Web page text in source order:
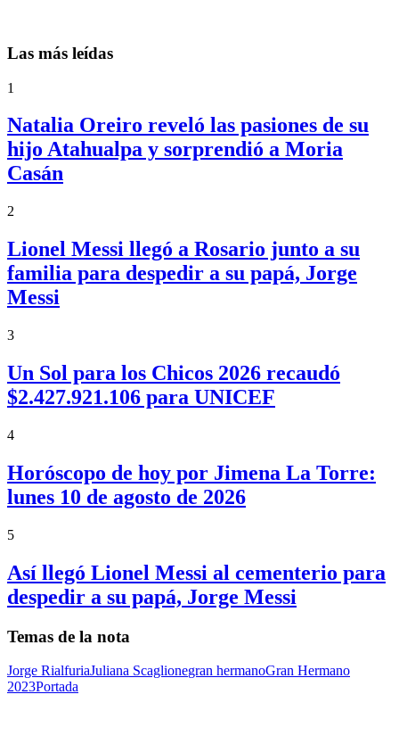
Las más leídas
1
Natalia Oreiro reveló las pasiones de su
hijo Atahualpa y sorprendió a Moria
Casán
2
Lionel Messi llegó a Rosario junto a su
familia para despedir a su papá, Jorge
Messi
3
Un Sol para los Chicos 2026 recaudó
$2.427.921.106 para UNICEF
4
Horóscopo de hoy por Jimena La Torre:
lunes 10 de agosto de 2026
5
Así llegó Lionel Messi al cementerio para
despedir a su papá, Jorge Messi
Temas de la nota
Jorge RialfuriaJuliana Scaglionegran hermanoGran Hermano
2023Portada